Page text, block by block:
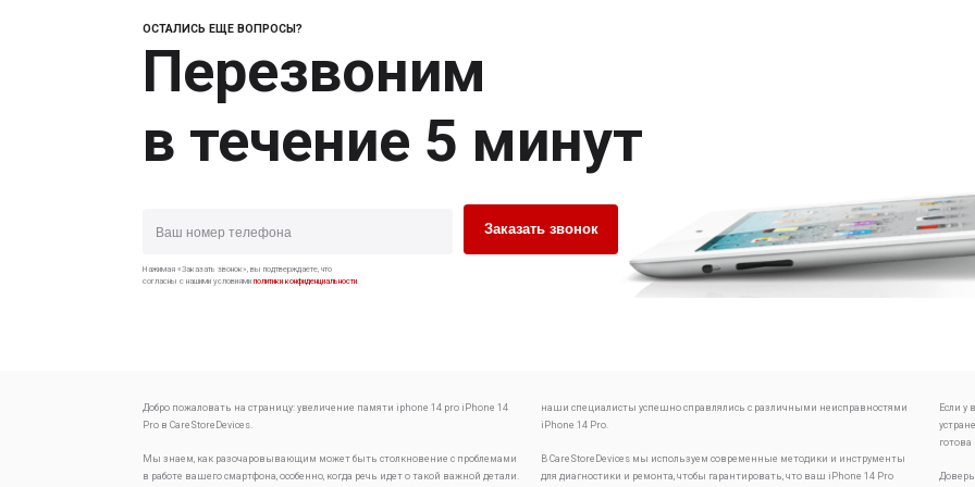
ОСТАЛИСЬ ЕЩЕ ВОПРОСЫ?
Перезвоним
в течение 5 минут
Заказать звонок
Нажимая «Заказать звонок», вы подтверждаете, что
согласны с нашими условиямиполитики конфиденциальности
Добро пожаловать на страницу:увеличение памяти iphone 14 pro iPhone 14
Pro в CareStoreDevices.
Мы знаем, как разочаровывающим может быть столкновение с проблемами
в работе вашего смартфона, особенно, когда речь идет о такой важной детали.
наши специалисты успешно справлялись с различными неисправностями
iPhone 14 Pro.
В CareStoreDevices мы используем современные методики и инструменты
для диагностики и ремонта, чтобы гарантировать, что ваш iPhone 14 Pro
Если у